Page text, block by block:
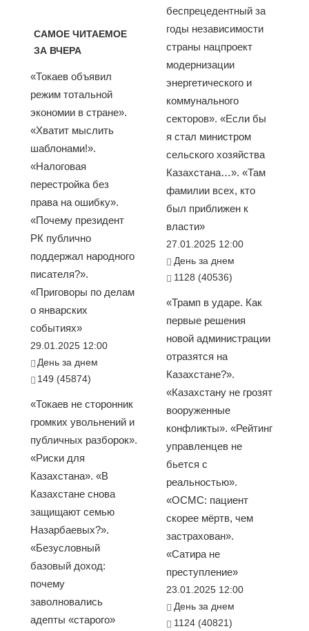
САМОЕ ЧИТАЕМОЕ
ЗА ВЧЕРА
«Токаев объявил
режим тотальной
экономии в стране».
«Хватит мыслить
шаблонами!».
«Налоговая
перестройка без
права на ошибку».
«Почему президент
РК публично
поддержал народного
писателя?».
«Приговоры по делам
о январских
событиях»
29.01.2025 12:00
День за днем
149 (45874)
«Токаев не сторонник
громких увольнений и
публичных разборок».
«Риски для
Казахстана». «В
Казахстане снова
защищают семью
Назарбаевых?».
«Безусловный
базовый доход:
почему
заволновались
адепты «старого»
беспрецедентный за
годы независимости
страны нацпроект
модернизации
энергетического и
коммунального
секторов». «Если бы
я стал министром
сельского хозяйства
Казахстана…». «Там
фамилии всех, кто
был приближен к
власти»
27.01.2025 12:00
День за днем
1128 (40536)
«Трамп в ударе. Как
первые решения
новой администрации
отразятся на
Казахстане?».
«Казахстану не грозят
вооруженные
конфликты». «Рейтинг
управленцев не
бьется с
реальностью».
«ОСМС: пациент
скорее мёртв, чем
застрахован».
«Сатира не
преступление»
23.01.2025 12:00
День за днем
1124 (40821)